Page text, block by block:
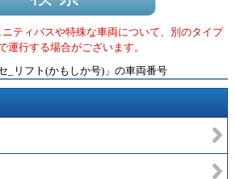
ティバスや特殊な車両について、別のタイプ
運行する場合がございます。
_リフト(かもしか号) 」 の車両番号